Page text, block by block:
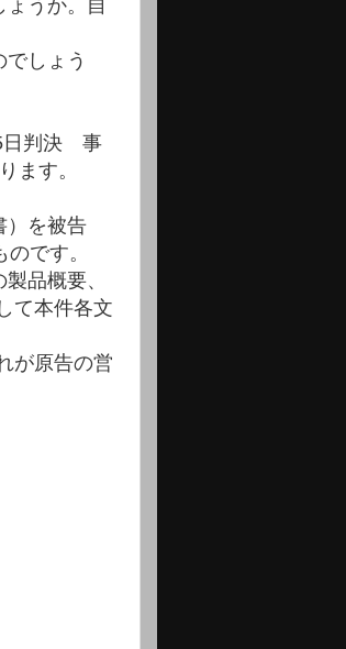
うか。自
しょう
日判決 事
ます。
）を被告
のです。
品概要、
て本件各文
が原告の営